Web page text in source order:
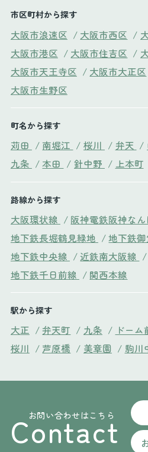
市区町村から探す
大阪市浪速区 / 大阪市西区 /
大阪市港区 / 大阪市住吉区 /
大阪市天王寺区 / 大阪市大正区
大阪市生野区
町名から探す
苅田 / 南堀江 / 桜川 / 弁天 /
九条 / 本田 / 針中野 / 上本町
路線から探す
大阪環状線 / 阪神電鉄阪神な
地下鉄長堀鶴見緑地 / 地下鉄
地下鉄中央線 / 近鉄南大阪線 /
地下鉄千日前線 / 関西本線
駅から探す
大正 / 弁天町 / 九条 / ドー
桜川 / 芦原橋 / 美章園 / 駒川
お問い合わせはこちら
Contact